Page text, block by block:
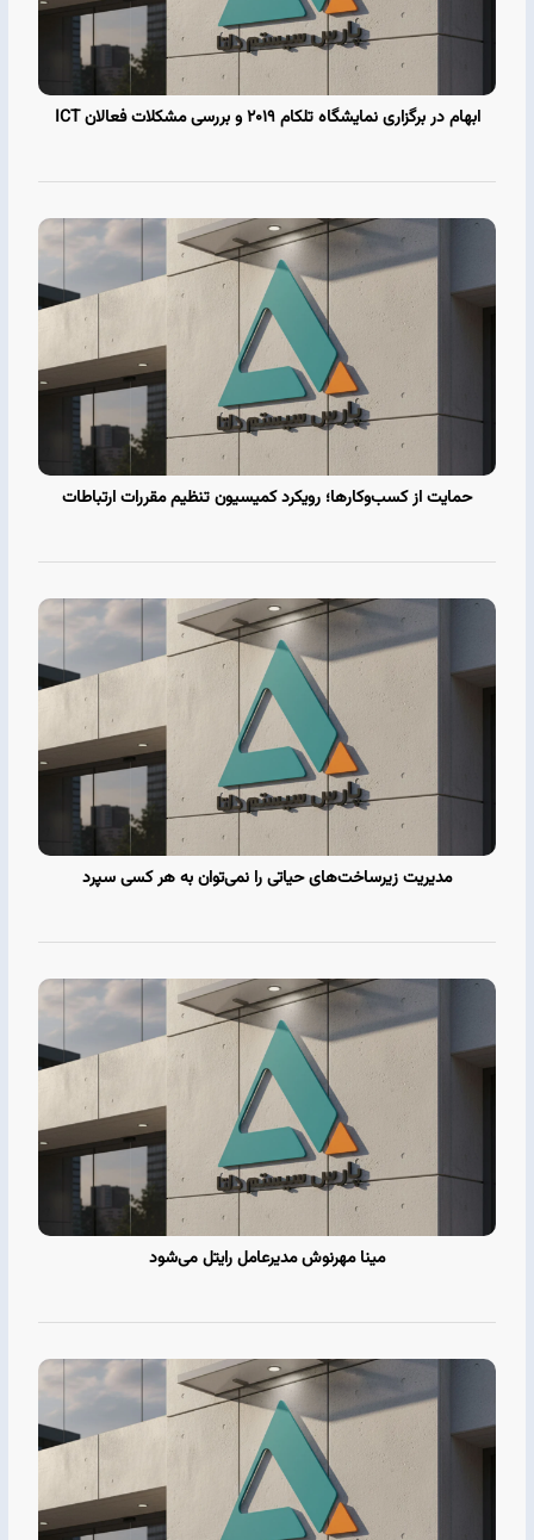
ابهام در برگزاری نمایشگاه تلکام 2019 و بررسی مشکلات فعالان ICT
حمایت از کسب‌وکارها؛ رویکرد کمیسیون تنظیم مقررات ارتباطات
مدیریت زیرساخت‌های حیاتی را نمی‌توان به هر کسی سپرد
مینا مهرنوش مدیرعامل رایتل می‌شود